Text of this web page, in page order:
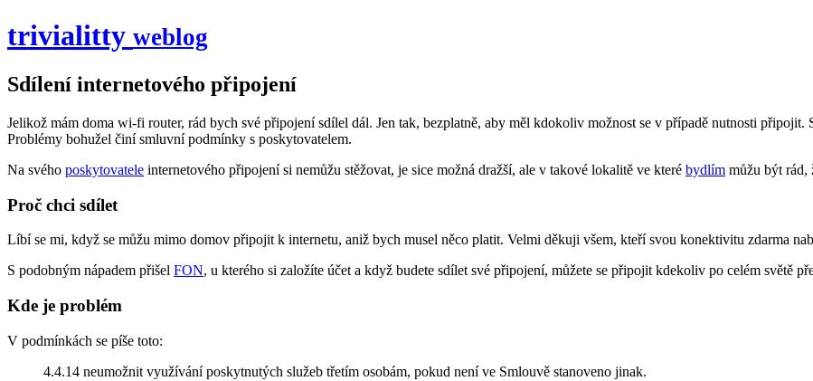
trivialitty weblog
Sdílení internetového připojení
Jelikož mám doma wi-fi router, rád bych své připojení sdílel dál. Jen tak, bezplatně, aby měl kdokoliv možnost se v případě nutnosti
Problémy bohužel činí smluvní podmínky s poskytovatelem.
Na svého poskytovatele internetového připojení si nemůžu stěžovat, je sice možná dražší, ale v takové lokalitě ve které bydlím můžu být rád,
Proč chci sdílet
Líbí se mi, když se můžu mimo domov připojit k internetu, aniž bych musel něco platit. Velmi děkuji všem, kteří svou konektivitu zdarma
S podobným nápadem přišel FON, u kterého si založíte účet a když budete sdílet své připojení, můžete se připojit kdekoliv po celém světě
Kde je problém
V podmínkách se píše toto:
4.4.14 neumožnit využívání poskytnutých služeb třetím osobám, pokud není ve Smlouvě stanoveno jinak.